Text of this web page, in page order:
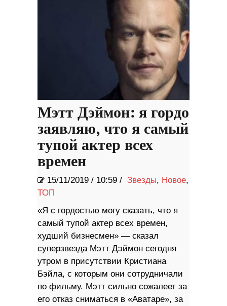
Мэтт Дэймон: я гордо
заявляю, что я самый
тупой актер всех
времен
15/11/2019 / 10:59 / Звезды, Новое,
ТОП
«Я с гордостью могу сказать, что я
самый тупой актер всех времен,
худший бизнесмен» — сказал
суперзвезда Мэтт Дэймон сегодня
утром в присутствии Кристиана
Бэйла, с которым они сотрудничали
по фильму. Мэтт сильно сожалеет за
его отказ сниматься в «Аватаре», за